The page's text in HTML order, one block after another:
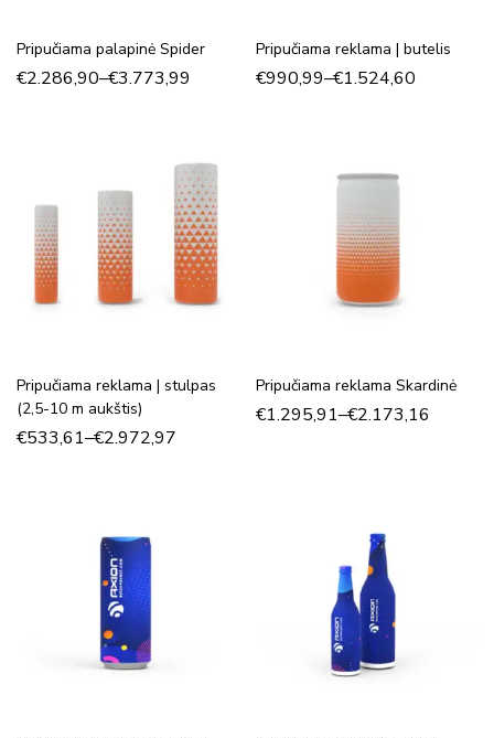
Pripučiama palapinė Spider
€2.286,90–€3.773,99
Pripučiama reklama | butelis
€990,99–€1.524,60
Pripučiama reklama | stulpas
(2,5-10 m aukštis)
€533,61–€2.972,97
Pripučiama reklama Skardinė
€1.295,91–€2.173,16